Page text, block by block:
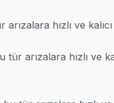
hızlı ve
arızalara hızlı ve